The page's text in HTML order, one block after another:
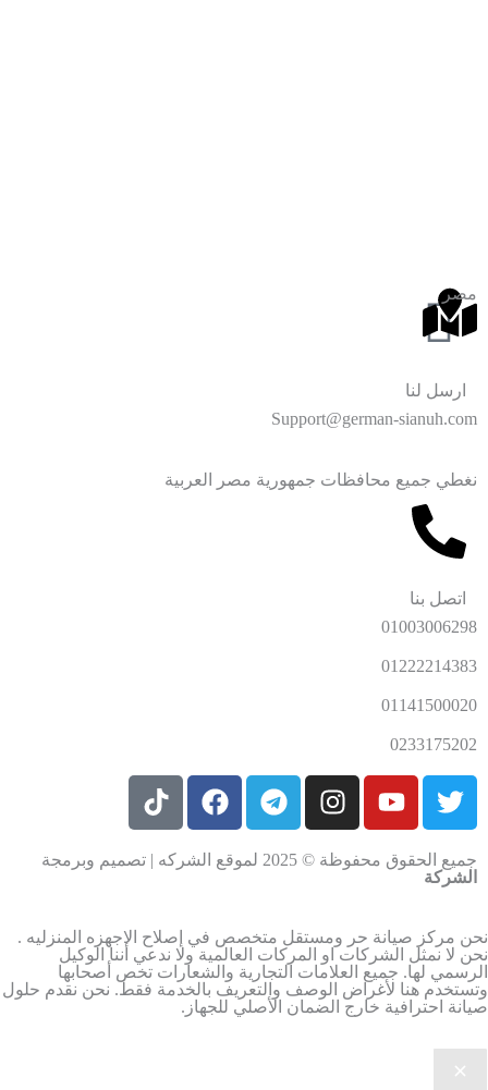
ارسل لنا
Support@german-sianuh.com
مصر
نغطي جميع محافظات جمهورية مصر العربية
اتصل بنا
01003006298
01222214383
01141500020
0233175202
جميع الحقوق محفوظة © 2025 لموقع الشركه | تصميم وبرمجة
الشركة
مركز صيانة حر ومستقل متخصص في إصلاح الاجهزه المنزليه .
لا نمثل الشركات او المركات العالمية ولا ندعي أننا الوكيل
لها. جميع العلامات التجارية والشعارات تخص أصحابها
هنا لأغراض الوصف والتعريف بالخدمة فقط. نحن نقدم حلول
احترافية خارج الضمان الأصلي للجهاز.